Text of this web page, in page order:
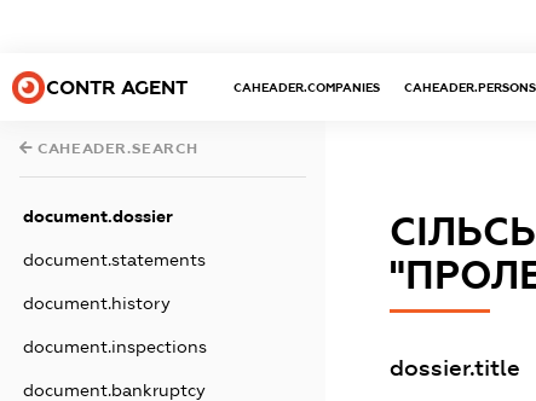
CONTR AGENT CAHEADER.COMPANIES CAHEADER.PERSONS
CAHEADER.SEARCH
document.dossier
document.statements
document.history
document.inspections
document.bankruptcy
dossier.title